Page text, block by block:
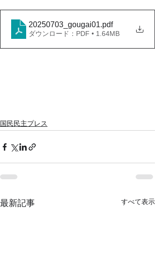
20250703_gougai01.pdf
ダウンロード：PDF • 1.64MB
国民民主プレス
最新記事 すべて表示